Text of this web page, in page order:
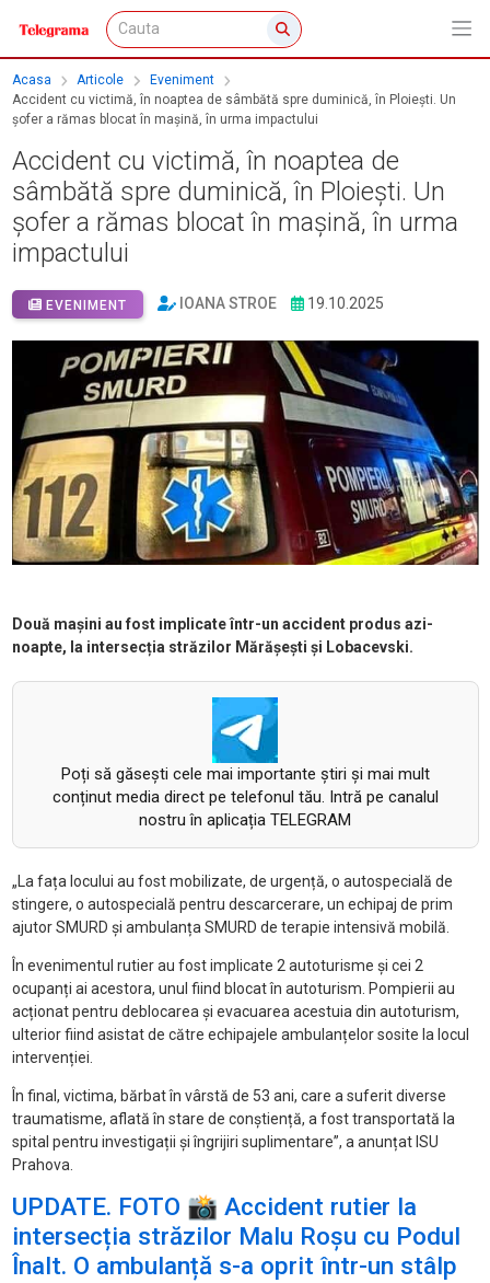
Acasa Articole
Eveniment
Accident cu victimă, în noaptea de sâmbătă spre duminică, în Ploiești. Un
șofer a rămas blocat în mașină, în urma impactului
Accident cu victimă, în noaptea de
sâmbătă spre duminică, în Ploiești. Un
șofer a rămas blocat în mașină, în urma
impactului
EVENIMENT IOANA STROE 19.10.2025
Două mașini au fost implicate într-un accident produs azi-
noapte, la intersecția străzilor Mărășești și Lobacevski.
Poți să găsești cele mai importante știri și mai mult
conținut media direct pe telefonul tău. Intră pe canalul
nostru în aplicația TELEGRAM
„La fața locului au fost mobilizate, de urgență, o autospecială de
stingere, o autospecială pentru descarcerare, un echipaj de prim
ajutor SMURD și ambulanța SMURD de terapie intensivă mobilă.
În evenimentul rutier au fost implicate 2 autoturisme și cei 2
ocupanți ai acestora, unul fiind blocatîn autoturism. Pompierii au
acționat pentru deblocarea și evacuarea acestuia din autoturism,
ulterior fiind asistat de către echipajele ambulanțelor sosite la locul
intervenției.
În final, victima, bărbatîn vârstă de 53 ani, care a suferit diverse
traumatisme, aflatăîn stare de conștiență, a fost transportată la
spital pentru investigații șiîngrijiri suplimentare”, a anunțat ISU
Prahova.
UPDATE. FOTO 📸 Accident rutier la
intersecția străzilor Malu Roșu cu Podul
Înalt. O ambulanță s-a oprit într-un stâlp